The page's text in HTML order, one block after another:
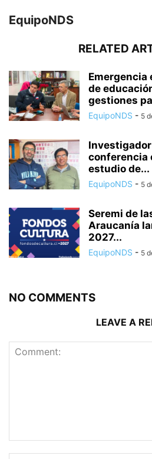
EquipoNDS
RELATED
Emergencia
de
gestiones
EquipoNDS - 5
conferencia
estudio de...
EquipoNDS - 5
Seremi de
Araucanía
2027...
EquipoNDS - 5
NO COMMENTS
LEAVE A